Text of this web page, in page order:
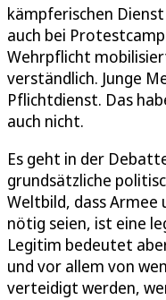
kämpferischen
auch bei
Wehrpflicht
verständlich. Junge
Pflichtdienst. Das
auch nicht.
Es geht in der
grundsätzliche
Weltbild, dass
nötig seien, ist eine
Legitim bedeutet
und vor allem von
verteidigt werden,